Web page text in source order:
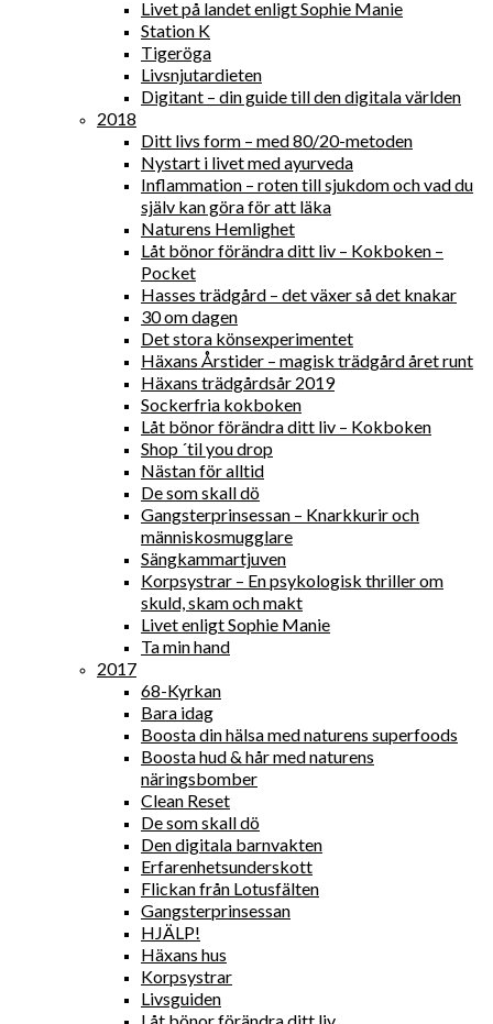
Livet på landet enligt Sophie Manie
Station K
Tigeröga
Livsnjutardieten
Digitant – din guide till den digitala världen
2018
Ditt livs form – med 80/20-metoden
Nystart i livet med ayurveda
Inflammation – roten till sjukdom och vad du
själv kan göra för att läka
Naturens Hemlighet
Låt bönor förändra ditt liv – Kokboken –
Pocket
Hasses trädgård – det växer så det knakar
30 om dagen
Det stora könsexperimentet
Häxans Årstider – magisk trädgård året runt
Häxans trädgårdsår 2019
Sockerfria kokboken
Låt bönor förändra ditt liv – Kokboken
Shop ´til you drop
Nästan för alltid
De som skall dö
Gangsterprinsessan – Knarkkurir och
människosmugglare
Sängkammartjuven
Korpsystrar – En psykologisk thriller om
skuld, skam och makt
Livet enligt Sophie Manie
Ta min hand
2017
68-Kyrkan
Bara idag
Boosta din hälsa med naturens superfoods
Boosta hud & hår med naturens
näringsbomber
Clean Reset
De som skall dö
Den digitala barnvakten
Erfarenhetsunderskott
Flickan från Lotusfälten
Gangsterprinsessan
HJÄLP!
Häxans hus
Korpsystrar
Livsguiden